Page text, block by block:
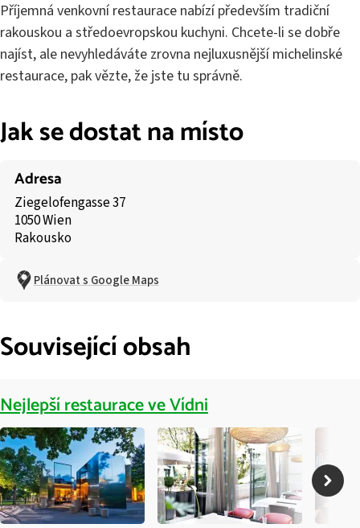
Příjemná venkovní restaurace nabízí především tradiční
rakouskou a středoevropskou kuchyni. Chcete-li se dobře
najíst, ale nevyhledáváte zrovna nejluxusnější michelinské
restaurace, pak vězte, že jste tu správně.
Jak se dostat na místo
Adresa
Ziegelofengasse 37
1050 Wien
Rakousko
Plánovat s Google Maps
Související obsah
Nejlepší restaurace ve Vídni